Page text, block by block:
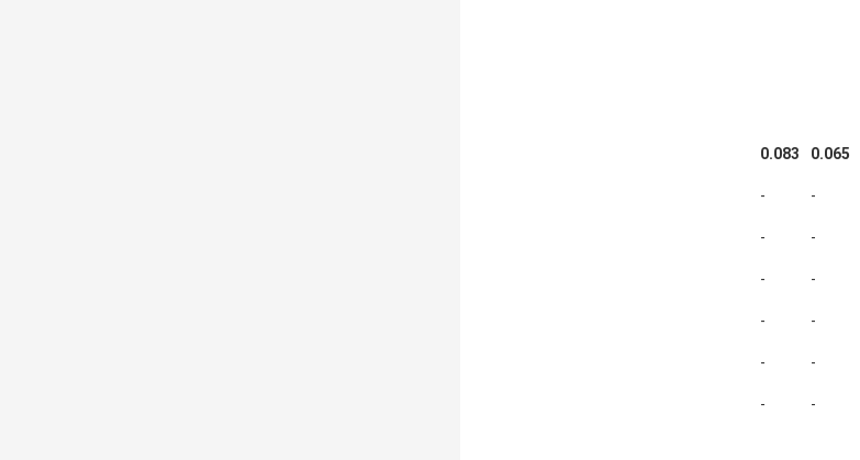
0.065
0.083
-
-
-
-
-
-
-
-
-
-
-
-